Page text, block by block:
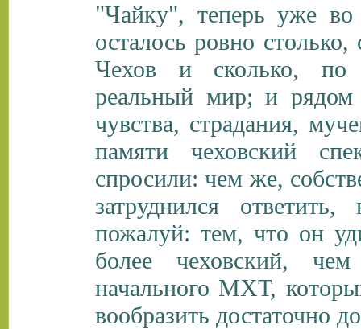
"Чайку", теперь уже
осталось ровно
Чехов и сколько, по
реальный мир; и
чувства, страдания,
памяти чеховский
спросили: чем же,
затруднился
пожалуй: тем, что он
более чеховский,
начального МХТ,
вообразить достаточно